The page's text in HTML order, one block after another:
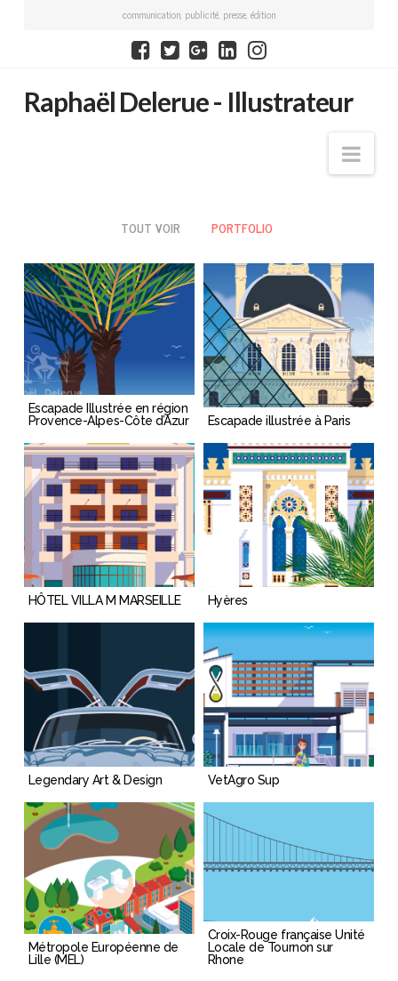
communication, publicité, presse, édition
Raphaël
Illustrateur
Raphaël Delerue - Illustrateur
TOUT VOIR PORTFOLIO
Escapade Illustrée en région
Provence-Alpes-Côte d’Azur
Escapade illustrée à Paris
HÔTEL VILLA M MARSEILLE Hyères
Legendary Art & Design VetAgro Sup
Métropole Européenne de
Lille (MEL)
Croix-Rouge française Unité
Locale de Tournon sur
Rhone